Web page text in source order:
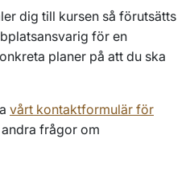
dig till kursen så förutsätts
för en
planer på att du ska
vårt kontaktformulär för
frågor om